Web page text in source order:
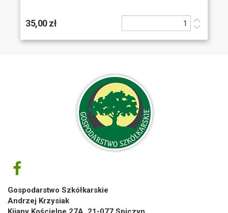
35,00 zł
Gospodarstwo Szkółkarskie
Andrzej Krzysiak